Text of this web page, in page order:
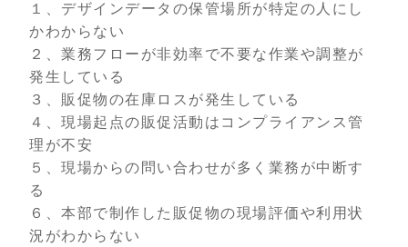
１、デザインデータの保管場所が特定の人にし
かわからない
２、業務フローが非効率で不要な作業や調整が
発生している
３、販促物の在庫ロスが発生している
４、現場起点の販促活動はコンプライアンス管
理が不安
５、現場からの問い合わせが多く業務が中断す
る
６、本部で制作した販促物の現場評価や利用状
況がわからない